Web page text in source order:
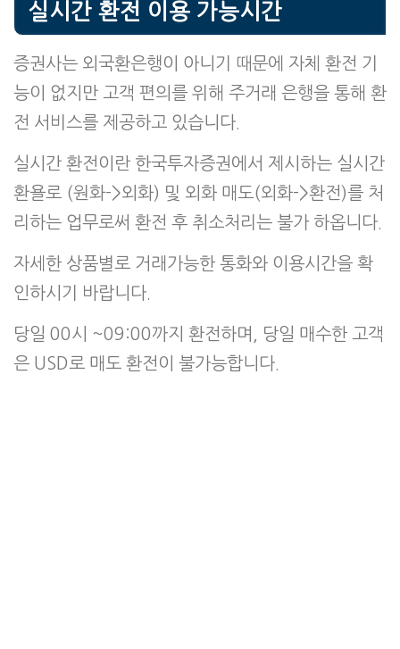
실시간 환전 이용 가능시간
증권사는 외국환은행이 아니기 때문에 자체 환전 기
능이 없지만 고객 편의를 위해 주거래 은행을 통해 환
전 서비스를 제공하고 있습니다.
실시간 환전이란 한국투자증권에서 제시하는 실시간
환욜로 (원화->외화) 및 외화 매도(외화->환전)를 처
리하는 업무로써 환전 후 취소처리는 불가 하옵니다.
자세한 상품별로 거래가능한 통화와 이용시간을 확
인하시기 바랍니다.
당일 00시 ~09:00까지 환전하며, 당일 매수한 고객
은 USD로 매도 환전이 불가능합니다.